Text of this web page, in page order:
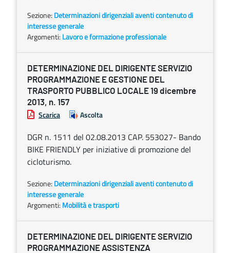
Sezione: Determinazioni dirigenziali aventi contenuto di
interesse generale
Argomenti: Lavoro e formazione professionale
DETERMINAZIONE DEL DIRIGENTE SERVIZIO
PROGRAMMAZIONE E GESTIONE DEL
TRASPORTO PUBBLICO LOCALE 19 dicembre
2013, n. 157
Scarica Ascolta
DGR n. 1511 del 02.08.2013 CAP. 553027- Bando
BIKE FRIENDLY per iniziative di promozione del
cicloturismo.
Sezione: Determinazioni dirigenziali aventi contenuto di
interesse generale
Argomenti: Mobilità e trasporti
DETERMINAZIONE DEL DIRIGENTE SERVIZIO
PROGRAMMAZIONE ASSISTENZA